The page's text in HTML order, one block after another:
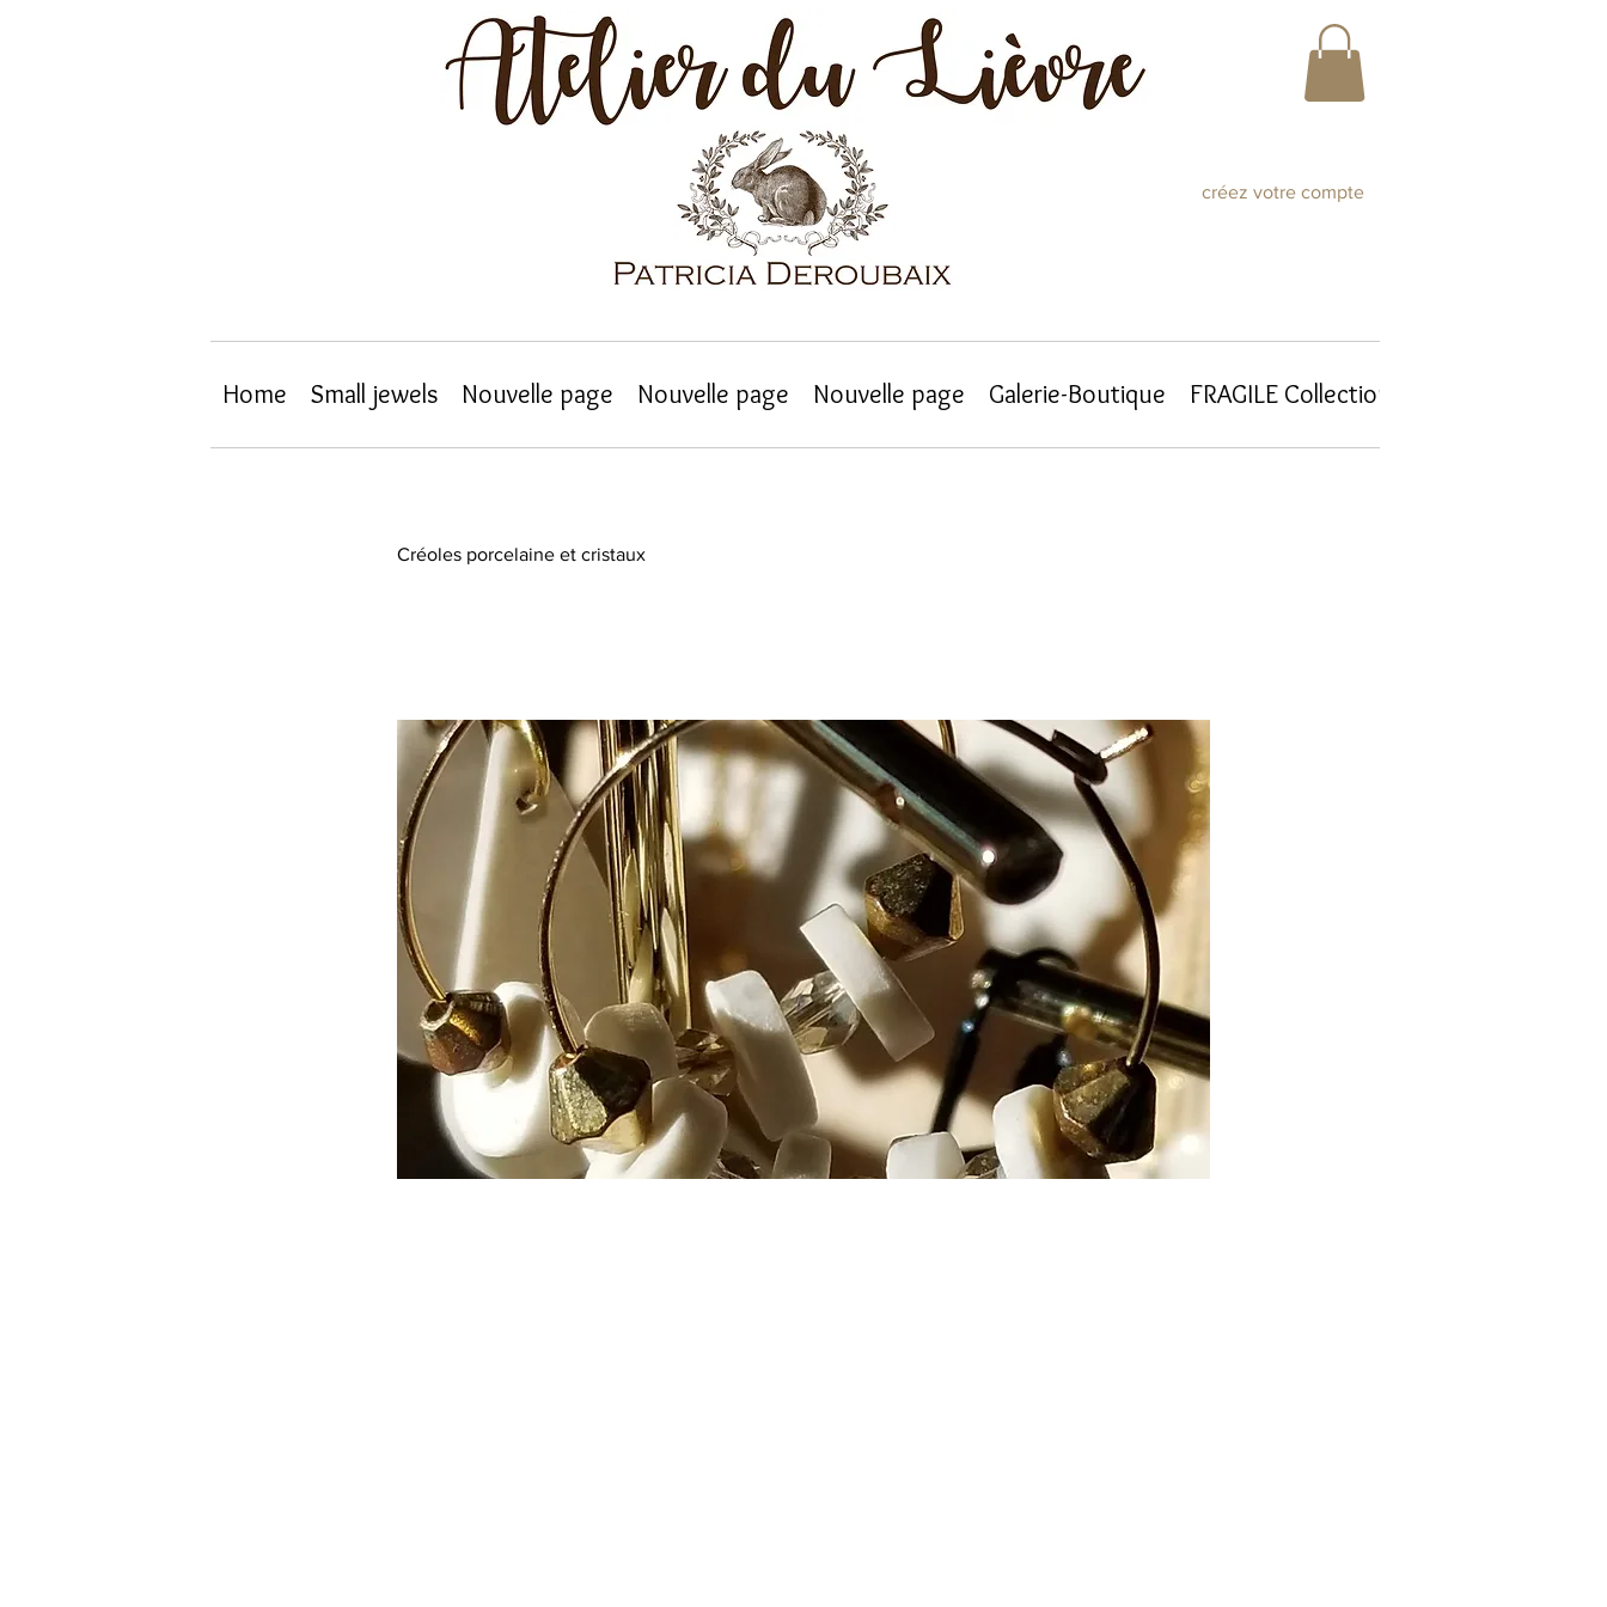
créez votre compte
Home Small jewels Nouvelle page Nouvelle page Nouvelle page Galerie-Boutique FRAGILE Collections
Créoles porcelaine et cristaux